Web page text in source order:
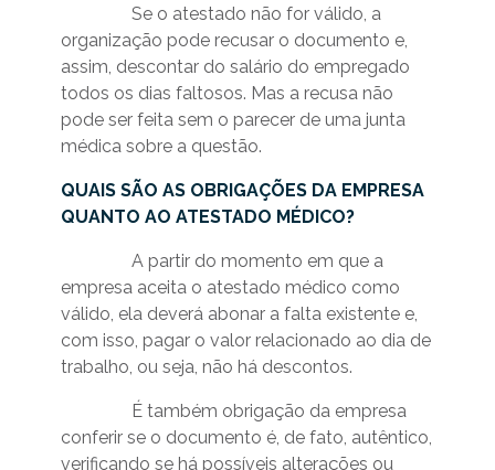
Se o atestado não for válido, a
organização pode recusar o documento e,
assim, descontar do salário do empregado
todos os dias faltosos. Mas a recusa não
pode ser feita sem o parecer de uma junta
médica sobre a questão.
QUAIS SÃO AS OBRIGAÇÕES DA EMPRESA
QUANTO AO ATESTADO MÉDICO?
A partir do momento em que a
empresa aceita o atestado médico como
válido, ela deverá abonar a falta existente e,
com isso, pagar o valor relacionado ao dia de
trabalho, ou seja, não há descontos.
É também obrigação da empresa
conferir se o documento é, de fato, autêntico,
verificando se há possíveis alterações ou